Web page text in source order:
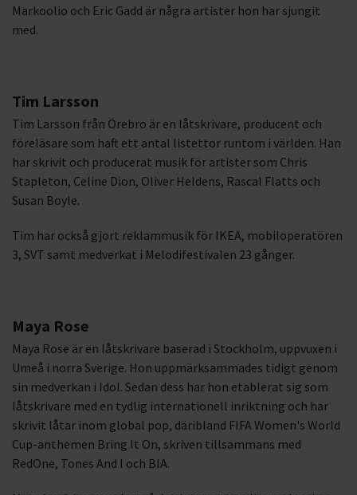
Markoolio och Eric Gadd är några artister hon har sjungit
med.
Tim Larsson
Tim Larsson från Örebro är en låtskrivare, producent och
föreläsare som haft ett antal listettor runtom i världen. Han
har skrivit och producerat musik för artister som Chris
Stapleton, Celine Dion, Oliver Heldens, Rascal Flatts och
Susan Boyle.
Tim har också gjort reklammusik för IKEA, mobiloperatören
3, SVT samt medverkat i Melodifestivalen 23 gånger.
Maya Rose
Maya Rose är en låtskrivare baserad i Stockholm, uppvuxen i
Umeå i norra Sverige. Hon uppmärksammades tidigt genom
sin medverkan i Idol. Sedan dess har hon etablerat sig som
låtskrivare med en tydlig internationell inriktning och har
skrivit låtar inom global pop, däribland FIFA Women's World
Cup-anthemen Bring It On, skriven tillsammans med
RedOne, Tones And I och BIA.